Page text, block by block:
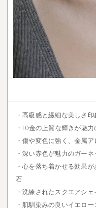
・高級感と繊細な美しさ
・10金の上質な輝きが魅
・傷や変色に強く、金属
・深い赤色が魅力のガー
・心を落ち着かせる効果
石
・洗練されたスクエアシ
・肌馴染みの良いイエロ